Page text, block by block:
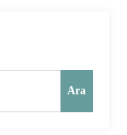
Ara